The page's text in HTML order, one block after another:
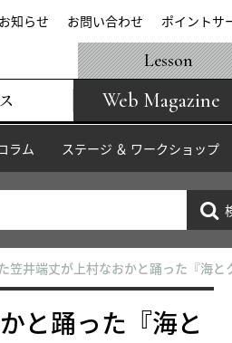
知らせ お問い合わせ ポイントサ
Web Magazine
Lesson
ラム ステージ ＆ ワークショップ
笠井端丈が上村なおかと踊った『海と
と踊った『海と